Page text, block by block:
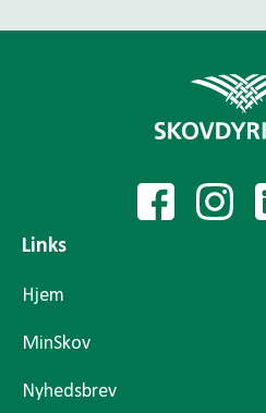
Links
Hjem
MinSkov
Nyhedsbrev